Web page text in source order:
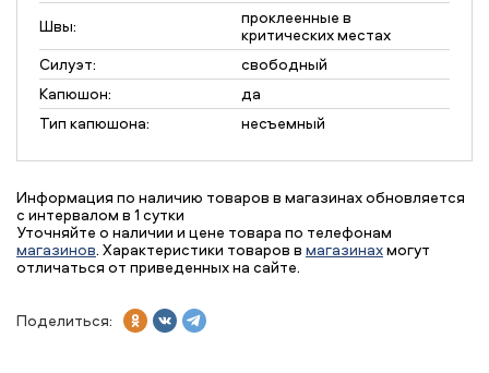
Швы:
проклеенные в
критических местах
Силуэт:
свободный
Капюшон:
да
Тип капюшона:
несъемный
Информация по наличию товаров в магазинах обновляется
с интервалом в 1 сутки
Уточняйте о наличии и цене товара по телефонам
магазинов. Характеристики товаров в магазинахмогут
отличаться от приведенных на сайте.
Поделиться: